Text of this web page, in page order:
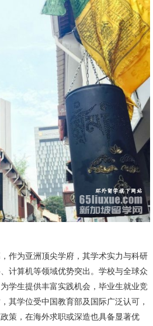
作为亚洲顶尖学府，其学术实力与科研
计算机等领域优势突出。学校与全球众
学生提供丰富实践机会，毕业生就业竞
其学位受中国教育部及国际广泛认可，
策，在海外求职或深造也具备显著优